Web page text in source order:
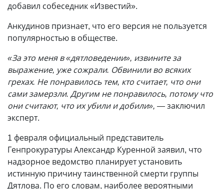
добавил собеседник «Известий».
Анкудинов признает, что его версия не пользуется
популярностью в обществе.
«За это меня в «дятловедении», извините за
выражение, уже сожрали. Обвинили во всяких
грехах. Не понравилось тем, кто считает, что они
сами замерзли. Другим не понравилось, потому что
они считают, что их убили и добили», — заключил
эксперт.
1 февраля официальный представитель
Генпрокуратуры Александр Куренной заявил, что
надзорное ведомство планирует установить
истинную причину таинственной смерти группы
Дятлова. По его словам, наиболее вероятными